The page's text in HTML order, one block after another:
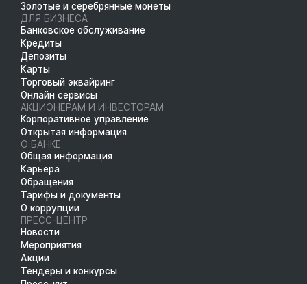
Золотые и серебрянные монеты
ДЛЯ БИЗНЕСА
Банковское обслуживание
Кредиты
Депозиты
Карты
Торговый эквайринг
Онлайн сервисы
АКЦИОНЕРАМ И ИНВЕСТОРАМ
Корпоративное управление
Открытая информация
О БАНКЕ
Общая информация
Карьера
Обращения
Тарифы и документы
О коррупции
ПРЕСС-ЦЕНТР
Новости
Мероприятия
Акции
Тендеры и конкурсы